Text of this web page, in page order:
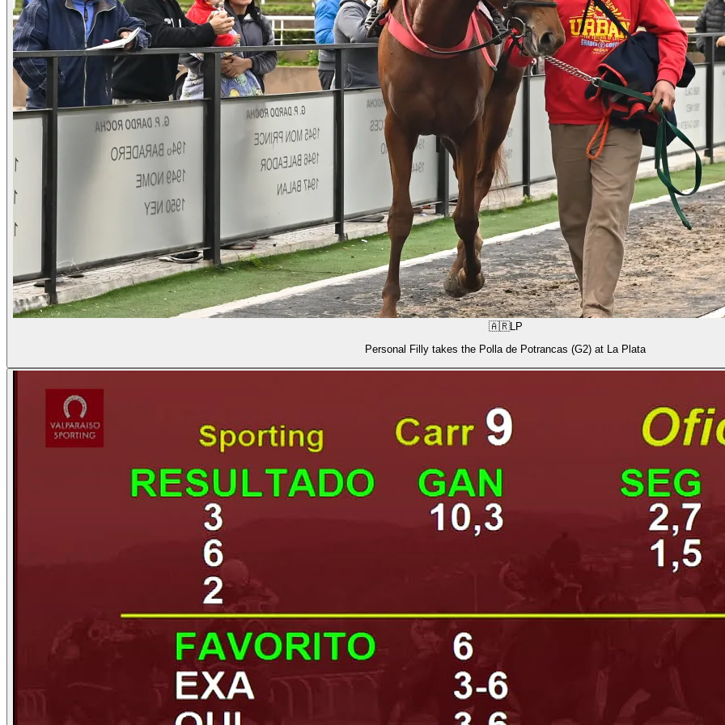
🇦🇷LP
Personal Filly takes the Polla de Potrancas (G2) at La Plata